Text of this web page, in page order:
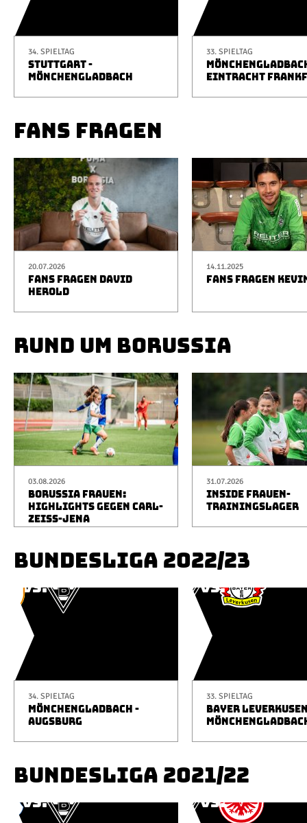
34. SPIELTAG
STUTTGART -
MÖNCHENGLADBACH
33. SPIELTAG
EINTRACHT
FANS FRAGEN
20.07.2026
FANS FRAGEN DAVID
HEROLD
14.11.2025
FANS FRAGEN
RUND UM BORUSSIA
03.08.2026
BORUSSIA FRAUEN:
HIGHLIGHTS GEGEN CARL-
ZEISS-JENA
31.07.2026
INSIDE FRAUEN-
TRAININGSLAGER
BUNDESLIGA 2022/23
34. SPIELTAG
MÖNCHENGLADBACH -
AUGSBURG
33. SPIELTAG
BAYER
BUNDESLIGA 2021/22